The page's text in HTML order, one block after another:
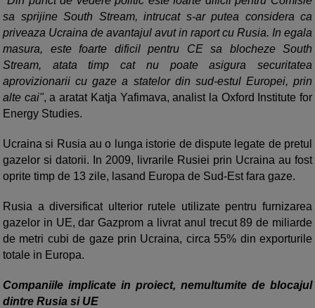
sa sprijine South Stream, intrucat s-ar putea considera ca
priveaza Ucraina de avantajul avut in raport cu Rusia. In egala
masura, este foarte dificil pentru CE sa blocheze South
Stream, atata timp cat nu poate asigura securitatea
aprovizionarii cu gaze a statelor din sud-estul Europei, prin
alte cai", a aratat Katja Yafimava, analist la Oxford Institute for
Energy Studies.
Ucraina si Rusia au o lunga istorie de dispute legate de pretul
gazelor si datorii. In 2009, livrarile Rusiei prin Ucraina au fost
oprite timp de 13 zile, lasand Europa de Sud-Est fara gaze.
Rusia a diversificat ulterior rutele utilizate pentru furnizarea
gazelor in UE, dar Gazprom a livrat anul trecut 89 de miliarde
de metri cubi de gaze prin Ucraina, circa 55% din exporturile
totale in Europa.
Companiile implicate in proiect, nemultumite de blocajul
dintre Rusia si UE